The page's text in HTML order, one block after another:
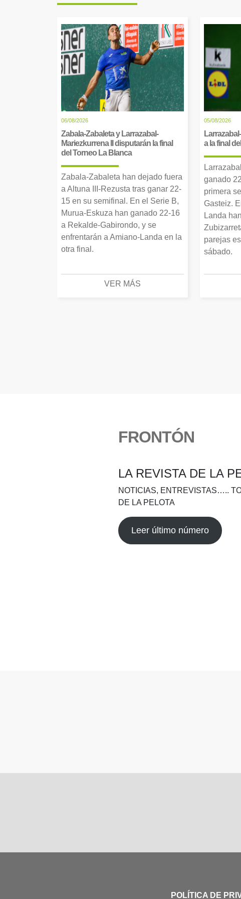
06/08/2026
Zabala-Zabaleta y Larrazabal-
Mariezkurrena II disputarán la final
del Torneo La Blanca
Zabala-Zabaleta han dejado fuera
a Altuna III-Rezusta tras ganar 22-
15 en su semifinal. En el Serie B,
Murua-Eskuza han ganado 22-16
a Rekalde-Gabirondo, y se
enfrentarán a Amiano-Landa en la
otra final.
VER MÁS
05/08/2026
a la final
ganado
primera
Gasteiz.
Landa
parejas
sábado.
FRONTÓN
LA REVISTA DE LA
NOTICIAS, ENTREVISTAS…..
DE LA PELOTA
Leer último número
POLÍTICA DE